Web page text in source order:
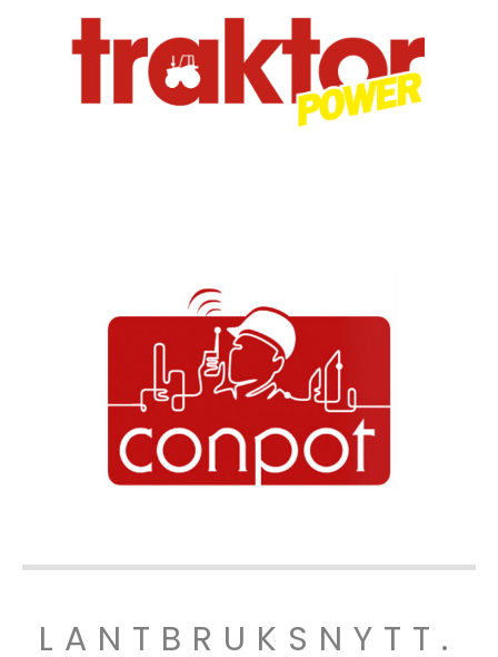
LANTBRUKSNYTT.